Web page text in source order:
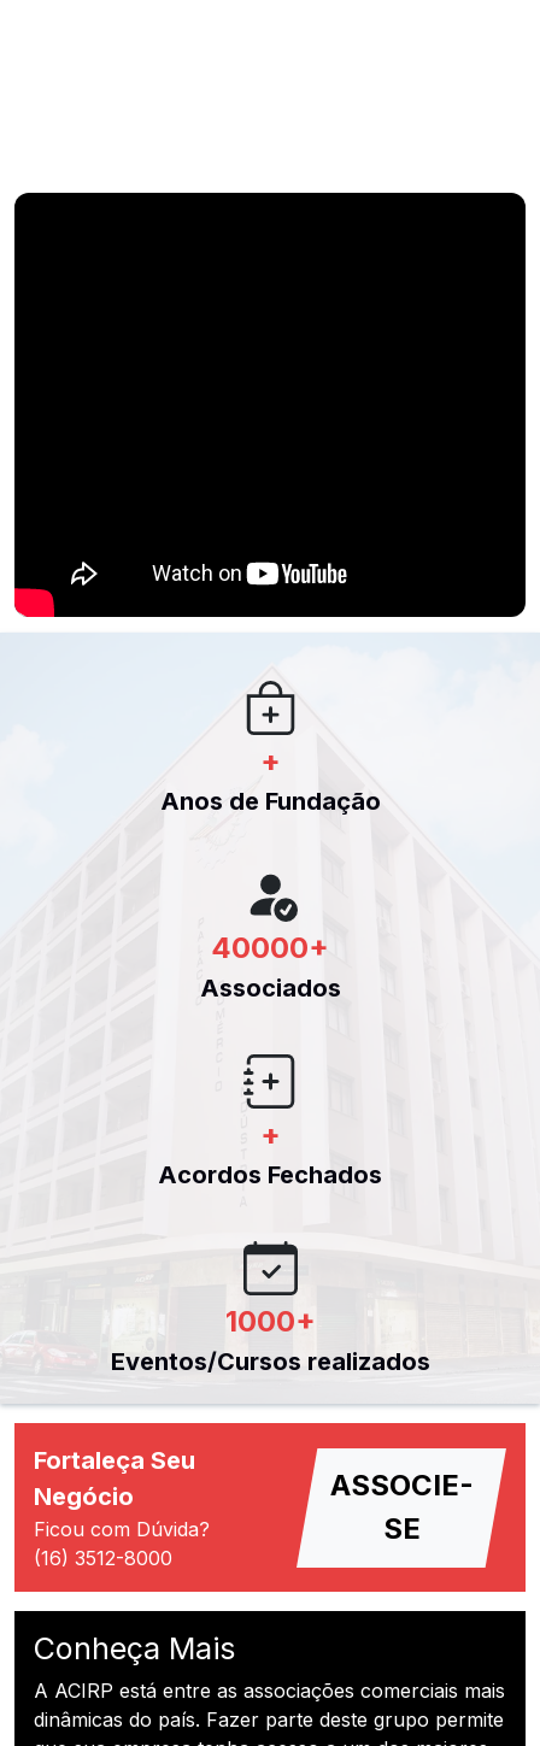
+
Anos de Fundação
40000+
Associados
+
Acordos Fechados
1000+
Eventos/Cursos realizados
Fortaleça Seu
Negócio
Ficou com Dúvida?
(16) 3512-8000
ASSOCIE-
SE
Conheça Mais
A ACIRP está entre as associações comerciais mais
dinâmicas do país. Fazer parte deste grupo permite